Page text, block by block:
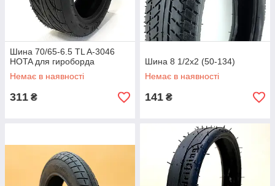
Шина 70/65-6.5 TL A-3046
HOTA для гироборда
Немає в наявності
311 ₴
Шина 8 1/2x2 (50-134)
Немає в наявності
141 ₴